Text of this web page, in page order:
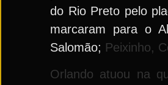
do Rio Preto pelo
marcaram para o
Salomão; Peixinho,
Orlando atuou na